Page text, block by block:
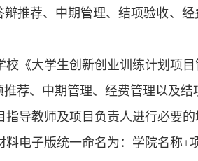
推荐、中期管理、结项验收、
校《大学生创新创业训练计划项
荐、中期管理、经费管理以及结
指导教师及项目负责人进行必要
料电子版统一命名为：学院名称+